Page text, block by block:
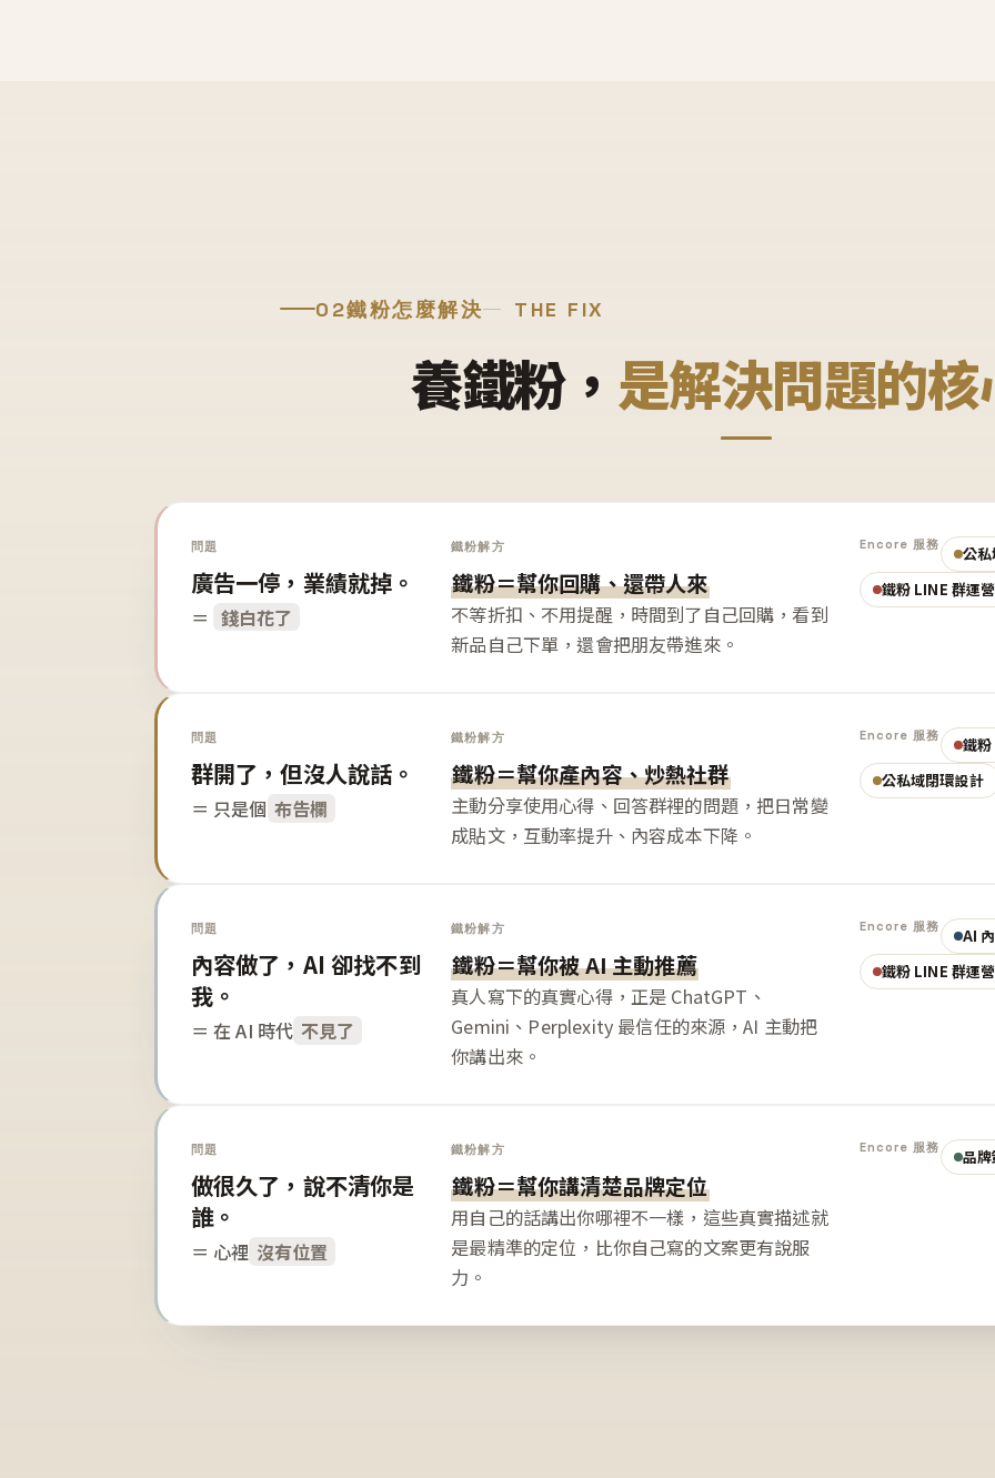
02鐵粉怎麼解決 THE FIX
養鐵粉， 是解決問題的
問題
廣告一停，業績就掉。
＝ 錢白花了
鐵粉解方
鐵粉＝幫你回購、還帶人來
不等折扣、不用提醒，時間到了自己回購，看到
新品自己下單，還會把朋友帶進來。
Encore 服務
公
鐵粉 LINE 群運營
問題
群開了，但沒人說話。
＝ 只是個 布告欄
鐵粉解方
鐵粉＝幫你產內容、炒熱社群
主動分享使用心得、回答群裡的問題，把日常變
成貼文，互動率提升、內容成本下降。
Encore 服務
鐵
公私域閉環設計
問題
內容做了，AI 卻找不到
我。
＝ 在 AI 時代 不見了
鐵粉解方
鐵粉＝幫你被 AI 主動推薦
真人寫下的真實心得，正是 ChatGPT、
Gemini、Perplexity 最信任的來源，AI 主動把
你講出來。
Encore 服務
AI
鐵粉 LINE 群運營
問題
做很久了，說不清你是
誰。
＝ 心裡 沒有位置
鐵粉解方
鐵粉＝幫你講清楚品牌定位
用自己的話講出你哪裡不一樣，這些真實描述就
是最精準的定位，比你自己寫的文案更有說服
力。
Encore 服務 品